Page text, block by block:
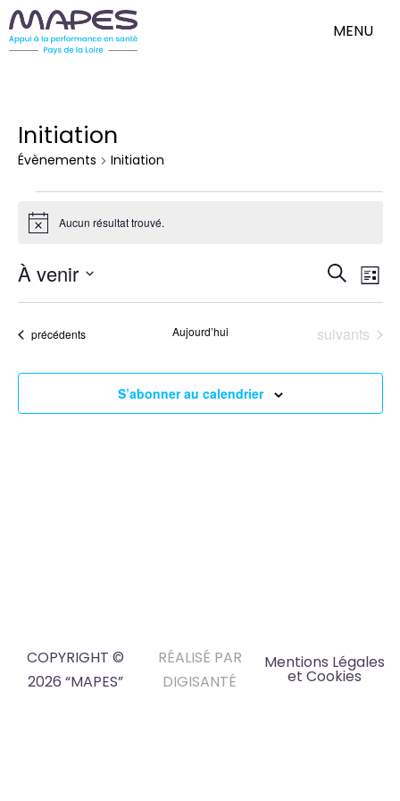
MENU
Initiation
Évènements Initiation
Notice Aucun résultat trouvé.
et
de
vues
de
Liste
À venir
une
Évènements
précédents Aujourd’hui Évènements
suivants
S’abonner au calendrier
COPYRIGHT ©
2026 “MAPES”
RÉALISÉ PAR
DIGISANTÉ
Mentions Légales
et Cookies